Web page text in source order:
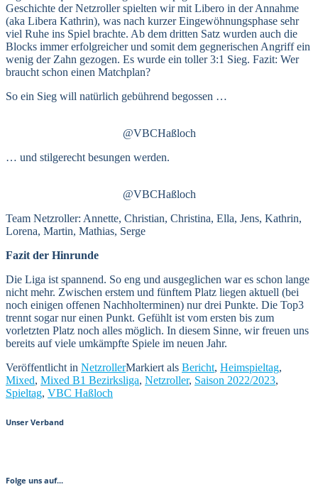
Geschichte der Netzroller spielten wir mit Libero in der Annahme
(aka Libera Kathrin), was nach kurzer Eingewöhnungsphase sehr
viel Ruhe ins Spiel brachte. Ab dem dritten Satz wurden auch die
Blocks immer erfolgreicher und somit dem gegnerischen Angriff ein
wenig der Zahn gezogen. Es wurde ein toller 3:1 Sieg. Fazit: Wer
braucht schon einen Matchplan?
So ein Sieg will natürlich gebührend begossen …
@VBCHaßloch
… und stilgerecht besungen werden.
@VBCHaßloch
Team Netzroller: Annette, Christian, Christina, Ella, Jens, Kathrin,
Lorena, Martin, Mathias, Serge
Fazit der Hinrunde
Die Liga ist spannend. So eng und ausgeglichen war es schon lange
nicht mehr. Zwischen erstem und fünftem Platz liegen aktuell (bei
noch einigen offenen Nachholterminen) nur drei Punkte. Die Top3
trennt sogar nur einen Punkt. Gefühlt ist vom ersten bis zum
vorletzten Platz noch alles möglich. In diesem Sinne, wir freuen uns
bereits auf viele umkämpfte Spiele im neuen Jahr.
Veröffentlicht in NetzrollerMarkiert als Bericht, Heimspieltag,
Mixed, Mixed B1 Bezirksliga, Netzroller, Saison 2022/2023,
Spieltag, VBC Haßloch
Unser Verband
Folge uns auf...